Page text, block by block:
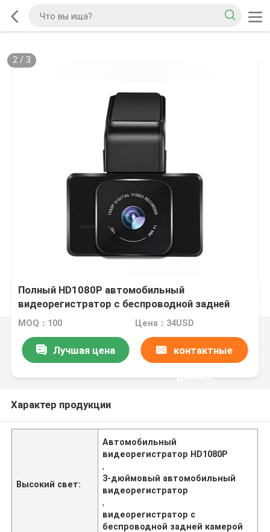
2/ 3
Полный HD1080P автомобильный
видеорегистратор с беспроводной задней
камерой 3 дюйма
MOQ：100 Цена：34USD
Лучшая цена контактные
данные
Характер продукции
Высокий свет:
Автомобильный
видеорегистратор HD1080P
,
3-дюймовый автомобильный
видеорегистратор
,
видеорегистратор с
беспроводной задней камерой